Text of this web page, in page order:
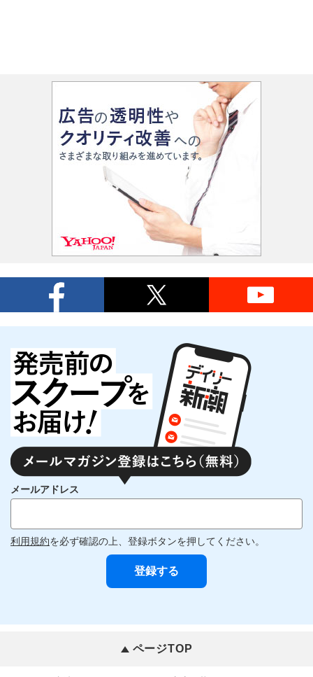
メールアドレス
利用規約を必ず確認の上、登録ボタンを押してください。
ページTOP